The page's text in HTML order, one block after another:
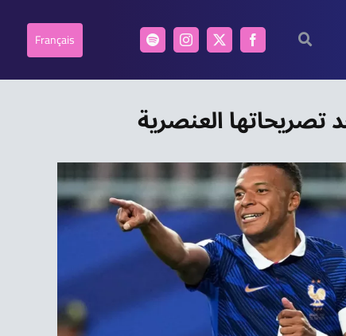
Français
تصريحاتها العنصرية